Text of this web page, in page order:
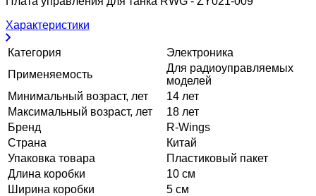
Характеристики
Категория
Электроника
Применяемость
Для радиоуправляемых
моделей
Минимальный возраст, лет
14 лет
Максимальный возраст, лет
18 лет
Бренд
R-Wings
Страна
Китай
Упаковка товара
Пластиковый пакет
Длина коробки
10 см
Ширина коробки
5 см